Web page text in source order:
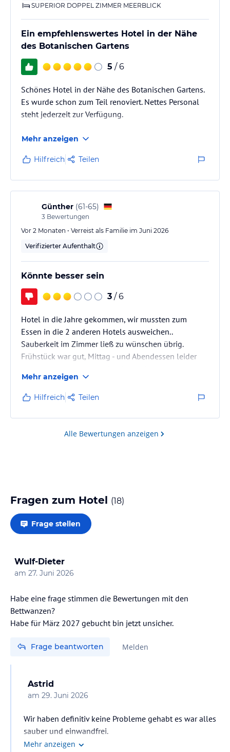
SUPERIOR DOPPEL ZIMMER MEERBLICK
Ein empfehlenswertes Hotel in der Nähe
des Botanischen Gartens
5 / 6
Schönes Hotel in der Nähe des Botanischen Gartens.
Es wurde schon zum Teil renoviert. Nettes Personal
steht jederzeit zur Verfügung.
Mehr anzeigen
Hilfreich Teilen
Günther (61-65)
3 Bewertungen
Vor 2 Monaten • Verreist als Familie im Juni 2026
Verifizierter Aufenthalt
Könnte besser sein
3 / 6
Hotel in die Jahre gekommen, wir mussten zum
Essen in die 2 anderen Hotels ausweichen..
Sauberkeit im Zimmer ließ zu wünschen übrig.
Frühstück war gut, Mittag - und Abendessen leider
Mehr anzeigen
Hilfreich Teilen
Alle Bewertungen anzeigen
Fragen zum Hotel (18)
Frage stellen
Wulf-Dieter
am 27. Juni 2026
Habe eine frage stimmen die Bewertungen mit den
Bettwanzen?
Habe für März 2027 gebucht bin jetzt unsicher.
Frage beantworten Melden
Astrid
am 29. Juni 2026
Wir haben definitiv keine Probleme gehabt es war alles
sauber und einwandfrei.
Mehr anzeigen